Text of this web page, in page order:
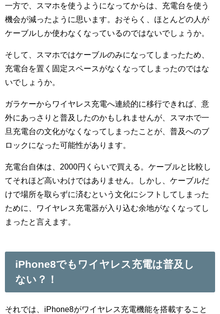
一方で、スマホを使うようになってからは、充電台を使う
機会が減ったように思います。おそらく、ほとんどの人が
ケーブルしか使わなくなっているのではないでしょうか。
そして、スマホではケーブルのみになってしまったため、
充電台を置く固定スペースがなくなってしまったのではな
いでしょうか。
ガラケーからワイヤレス充電へ連続的に移行できれば、意
外にあっさりと普及したのかもしれませんが、スマホで一
旦充電台の文化がなくなってしまったことが、普及へのブ
ロックになった可能性があります。
充電台自体は、2000円くらいで買える。ケーブルと比較し
てそれほど高いわけではありません。しかし、ケーブルだ
けで場所を取らずに済むという文化にシフトしてしまった
ために、ワイヤレス充電器が入り込む余地がなくなってし
まったと言えます。
iPhone8でもワイヤレス充電は普及し
ない？！
それでは、iPhone8がワイヤレス充電機能を搭載すること